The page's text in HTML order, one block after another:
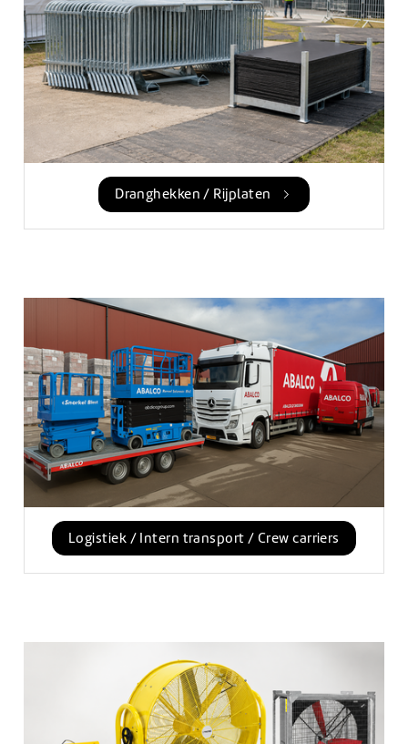
Dranghekken / Rijplaten
Logistiek / Intern transport / Crew carriers